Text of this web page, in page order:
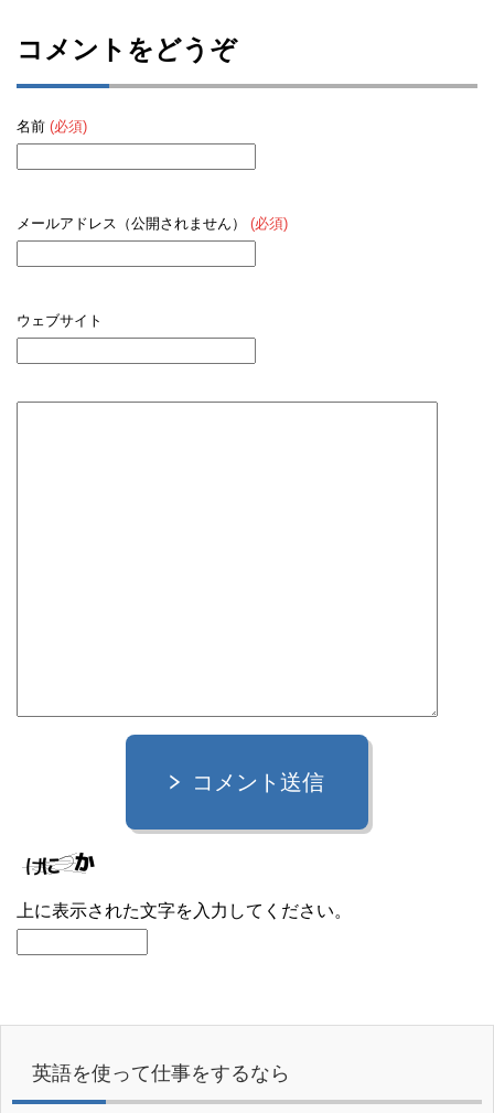
コメントをどうぞ
名前 (必須)
メールアドレス（公開されません） (必須)
ウェブサイト
コメント送信
上に表示された文字を入力してください。
英語を使って仕事をするなら